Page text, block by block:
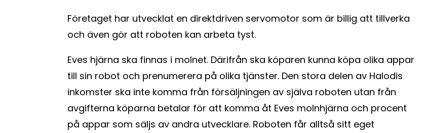
Företaget har utvecklat en direktdriven servomotor som är billig att tillverka
och även gör att roboten kan arbeta tyst.
Eves hjärna ska finnas i molnet. Därifrån ska köparen kunna köpa olika appar
till sin robot och prenumerera på olika tjänster. Den stora delen av Halodis
inkomster ska inte komma från försäljningen av själva roboten utan från
avgifterna köparna betalar för att komma åt Eves molnhjärna och procent
på appar som säljs av andra utvecklare. Roboten får alltså sitt eget